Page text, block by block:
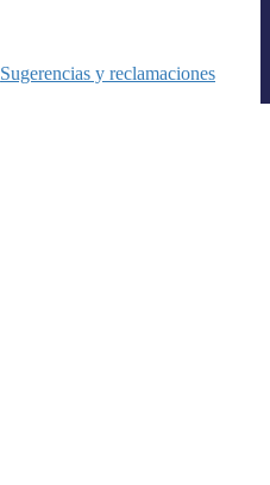
Sugerencias y reclamaciones